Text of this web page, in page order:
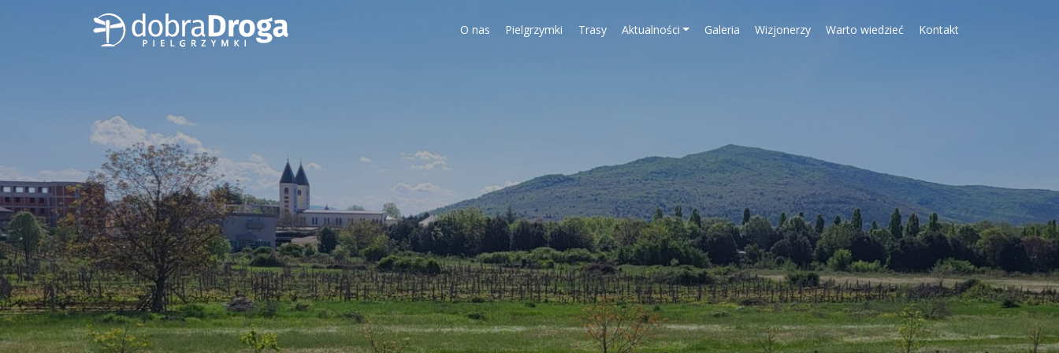
O nas Pielgrzymki Trasy Aktualności Galeria Wizjonerzy Warto wiedzieć Kontakt